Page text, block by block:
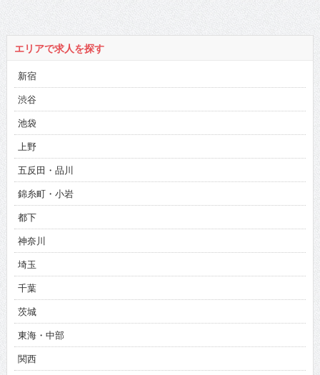
エリアで求人を探す
新宿
渋谷
池袋
上野
五反田・品川
錦糸町・小岩
都下
神奈川
埼玉
千葉
茨城
東海・中部
関西